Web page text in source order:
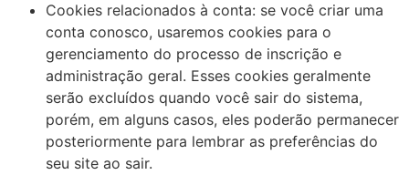
Cookies relacionados à conta: se você criar uma
conta conosco, usaremos cookies para o
gerenciamento do processo de inscrição e
administração geral. Esses cookies geralmente
serão excluídos quando você sair do sistema,
porém, em alguns casos, eles poderão permanecer
posteriormente para lembrar as preferências do
seu site ao sair.